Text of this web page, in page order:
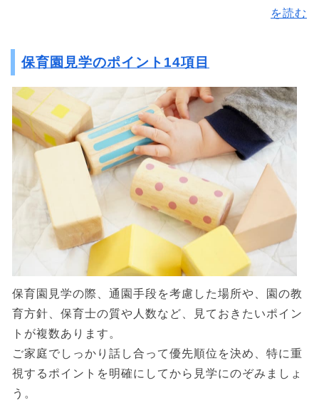
を読む
保育園見学のポイント14項目
保育園見学の際、通園手段を考慮した場所や、園の教
育方針、保育士の質や人数など、見ておきたいポイン
トが複数あります。
ご家庭でしっかり話し合って優先順位を決め、特に重
視するポイントを明確にしてから見学にのぞみましょ
う。